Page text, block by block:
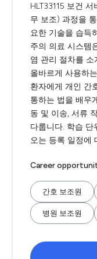
HLT33115 보건
무 보조) 과정을
요한 기술을 습득
주의 의료 시스템
염 관리 절차를
올바르게 사용하
환자에게 개인 간
통하는 법을 배우
동 및 이송, 서류
다룹니다. 학습 단
오는 등록 일정에
Career
간호 보조원
병원 보조원